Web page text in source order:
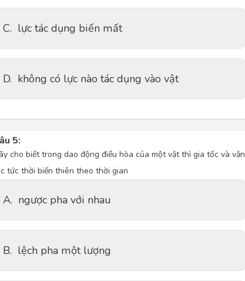
C. lực tác dụng biến mất
D. không có lực nào tác dụng vào vật
5:
cho biết trong dao động điều hòa của một vật thì gia tốc và vận
tức thời biến thiên theo thời gian
A. ngược pha với nhau
B. lệch pha một lượng